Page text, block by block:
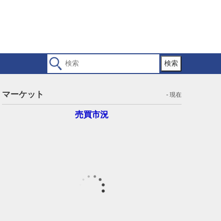
検索
マーケット - 現在
売買市況